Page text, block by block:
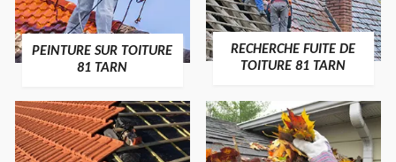
PEINTURE SUR TOITURE
81 TARN
RECHERCHE FUITE DE
TOITURE 81 TARN